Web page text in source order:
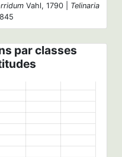
Vahl, 1790 | Telinaria
par classes